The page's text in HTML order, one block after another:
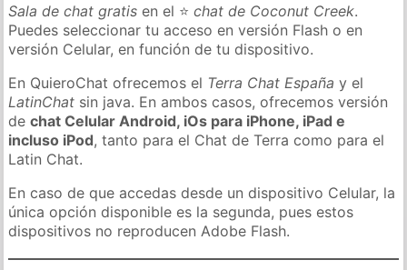
Sala de chat gratis en el ⭐chat de Coconut Creek.
Puedes seleccionar tu acceso en versión Flash o en
versión Celular, en función de tu dispositivo.
En QuieroChat ofrecemos el Terra Chat España y el
LatinChat sin java. En ambos casos, ofrecemos versión
dechat Celular Android, iOs para iPhone, iPad e
incluso iPod, tanto para el Chat de Terra como para el
Latin Chat.
En caso de que accedas desde un dispositivo Celular, la
única opción disponible es la segunda, pues estos
dispositivos no reproducen Adobe Flash.